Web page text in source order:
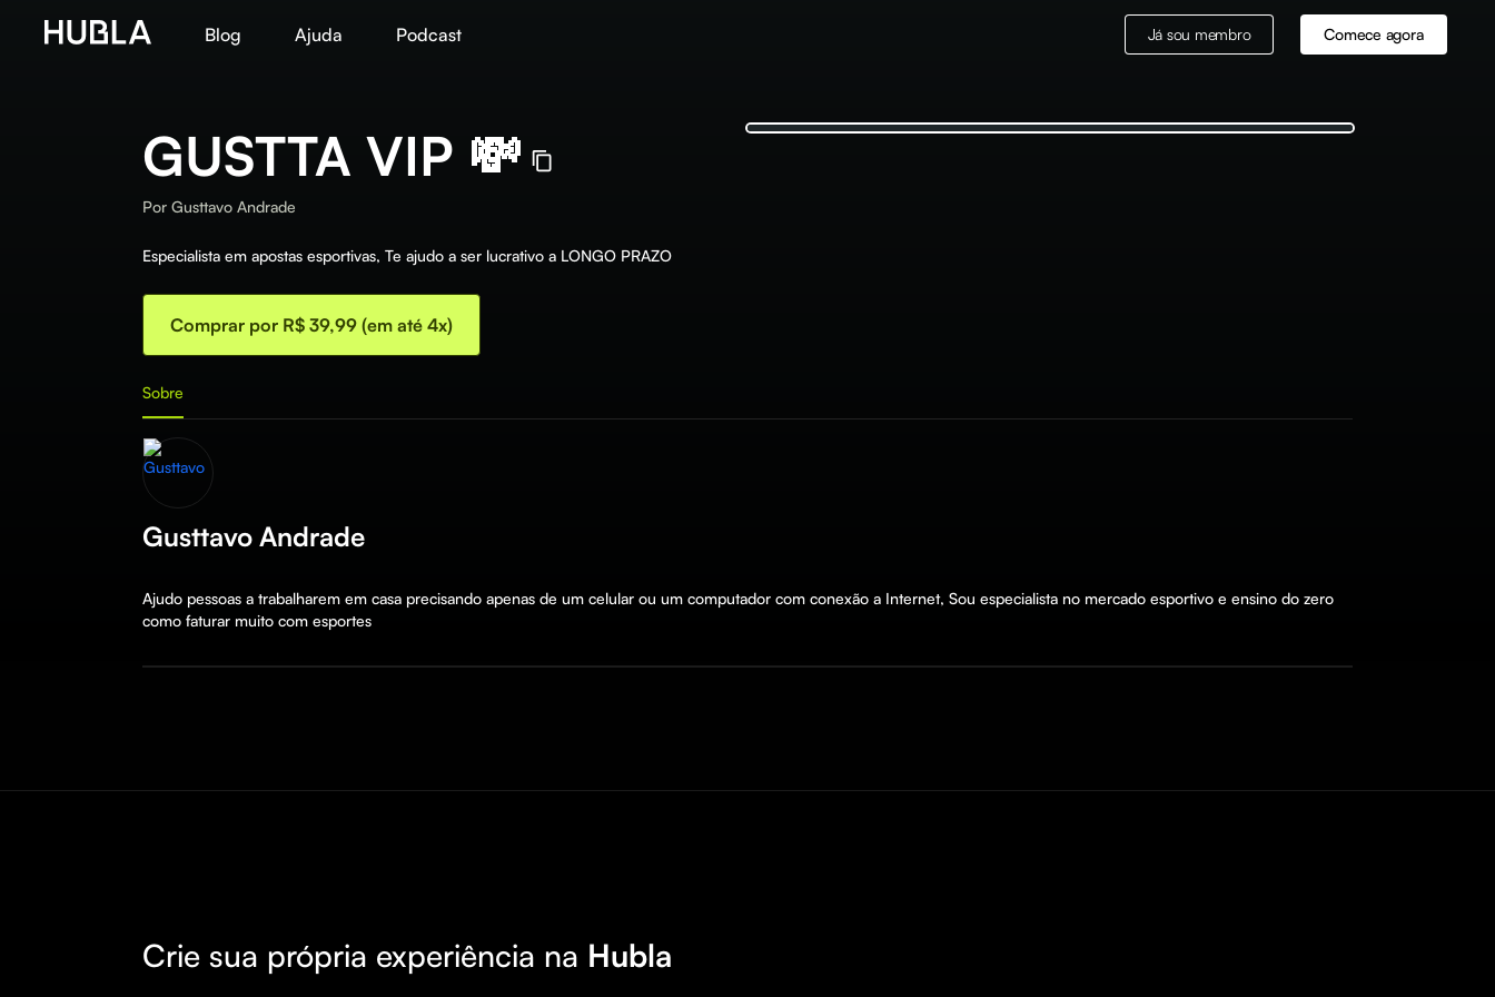
Blog Ajuda Podcast Já sou membro Comece agora
GUSTTA VIP 💸
Por Gusttavo Andrade
Especialista em apostas esportivas, Te ajudo a ser lucrativo a LONGO PRAZO
Comprar por R$ 39,99 (em até 4x)
Sobre
Gusttavo Andrade
Ajudo pessoas a trabalharem em casa precisando apenas de um celular ou um computador com conexão a Internet, Sou especialista no mercado esportivo e ensino do zero
como faturar muito com esportes
Crie sua própria experiência na Hubla